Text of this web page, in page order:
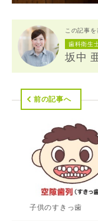
この記事を
歯科衛生
坂中
前の記事へ
子供のすきっ歯